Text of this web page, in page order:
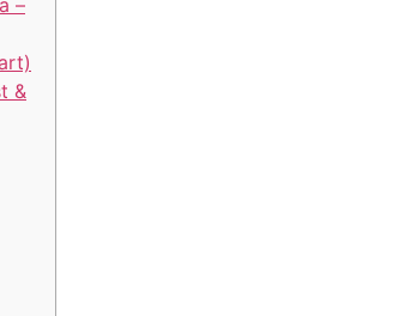
–
&